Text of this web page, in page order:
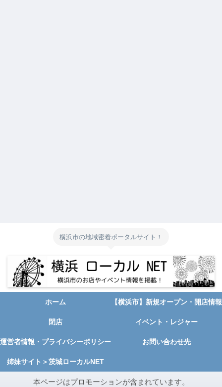
横浜市の地域密着ポータルサイト！
ホーム 【横浜市】新規オープン・開店情報
閉店 イベント・レジャー
運営者情報・プライバシーポリシー お問い合わせ先
姉妹サイト＞茨城ローカルNET
本ページはプロモーションが含まれています。